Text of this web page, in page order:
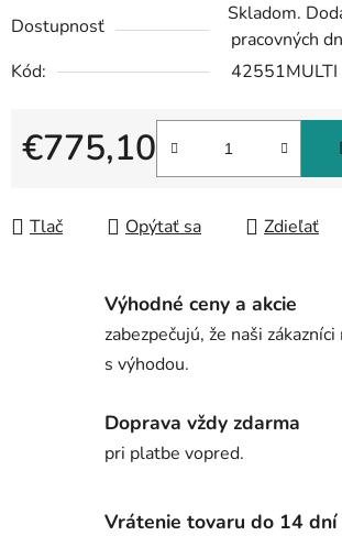
Dostupnosť
Skladom.
pracovných
Kód:
42551MULTI
€775,10
Tlač Opýtať sa Zdieľať
Výhodné ceny a akcie
zabezpečujú, že naši
s výhodou.
Doprava vždy zdarma
pri platbe vopred.
Vrátenie tovaru do 14 dní